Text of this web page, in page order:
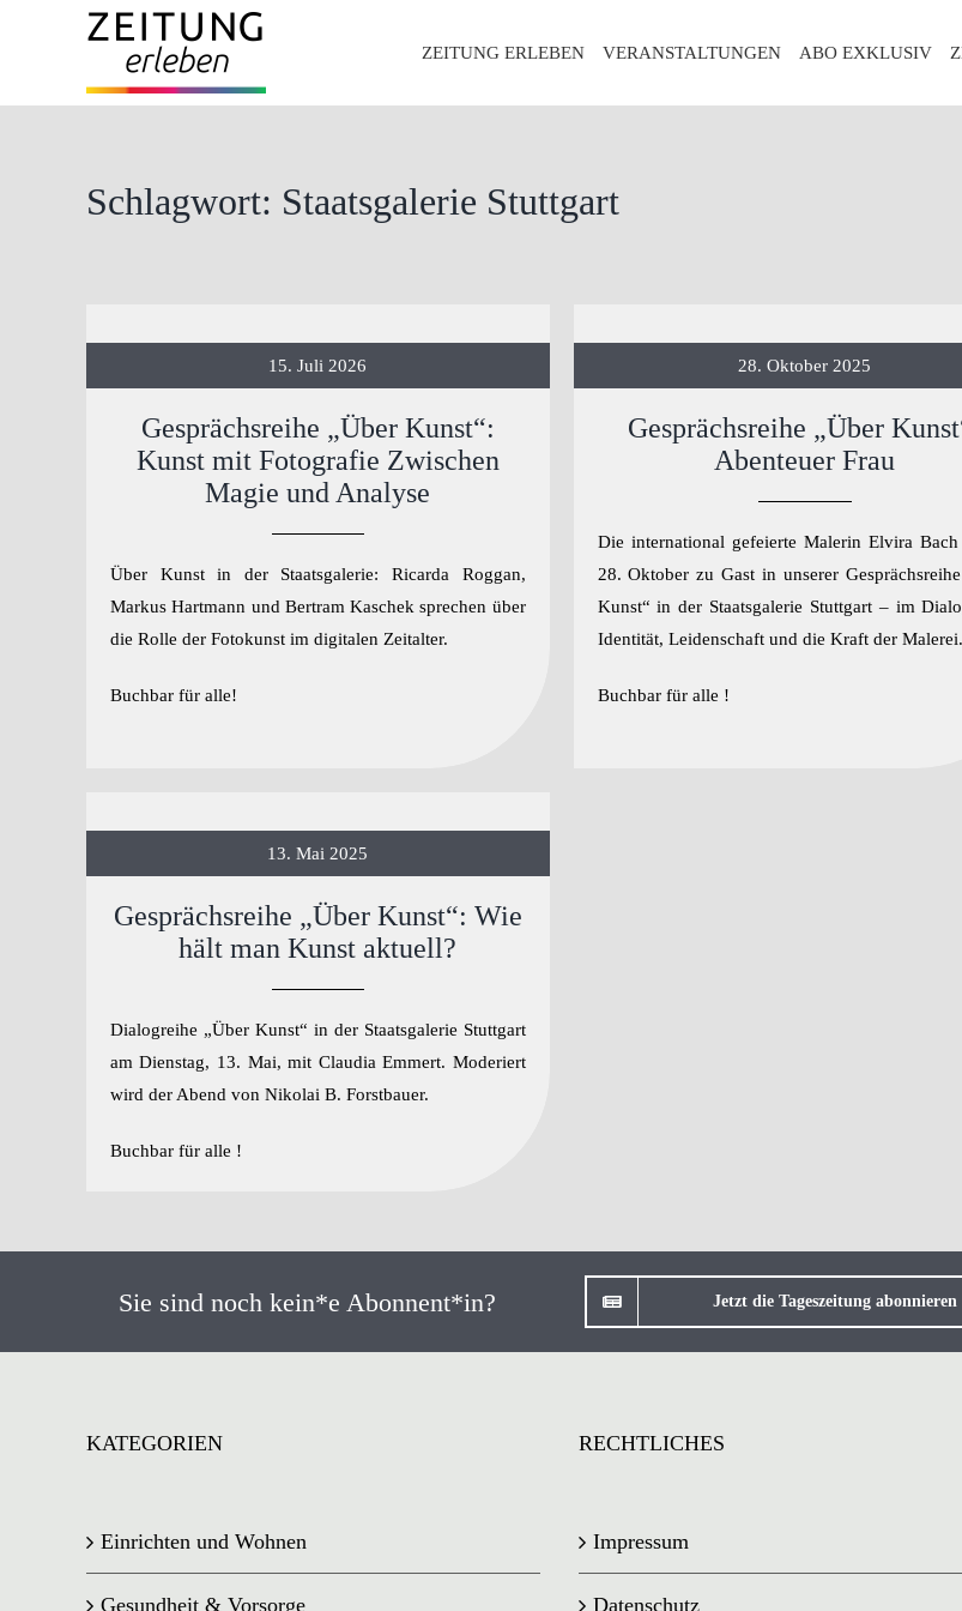
ZEITUNG ERLEBEN VERANSTALTUNGEN ABO EXKLUSIV
Schlagwort: Staatsgalerie Stuttgart
15. Juli 2026
Gesprächsreihe „Über Kunst“:
Kunst mit Fotografie Zwischen
Magie und Analyse
Über Kunst in der Staatsgalerie: Ricarda Roggan,
Markus Hartmann und Bertram Kaschek sprechen über
die Rolle der Fotokunst im digitalen Zeitalter.
Buchbar für alle!
28. Oktober 2025
Gesprächsreihe „Über
Abenteuer Frau
Die international gefeierte Malerin Elvira
28. Oktober zu Gast in unserer
Kunst“ in der Staatsgalerie Stuttgart – im
Identität, Leidenschaft und die Kraft der Malerei.
Buchbar für alle !
13. Mai 2025
Gesprächsreihe „Über Kunst“: Wie
hält man Kunst aktuell?
Dialogreihe „Über Kunst“ in der Staatsgalerie Stuttgart
am Dienstag, 13. Mai, mit Claudia Emmert. Moderiert
wird der Abend von Nikolai B. Forstbauer.
Buchbar für alle !
Sie sind noch kein*e Abonnent*in? Jetzt die Tageszeitung
KATEGORIEN
Einrichten und Wohnen
Gesundheit & Vorsorge
RECHTLICHES
Impressum
Datenschutz